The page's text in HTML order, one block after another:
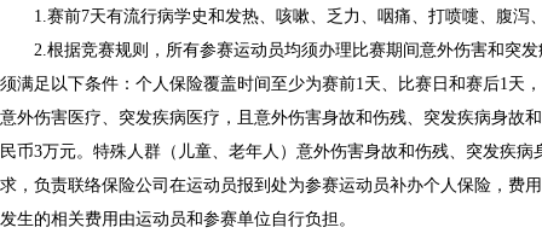
1.赛前7天有流行病学史和发热、咳嗽、乏力、咽痛、打喷嚏、腹
2.根据竞赛规则，所有参赛运动员均须办理比赛期间意外伤害和突
须满足以下条件：个人保险覆盖时间至少为赛前1天、比赛日和赛后1天
意外伤害医疗、突发疾病医疗，且意外伤害身故和伤残、突发疾病身故
民币3万元。特殊人群（儿童、老年人）意外伤害身故和伤残、突发疾
求，负责联络保险公司在运动员报到处为参赛运动员补办个人保险，费
发生的相关费用由运动员和参赛单位自行负担。